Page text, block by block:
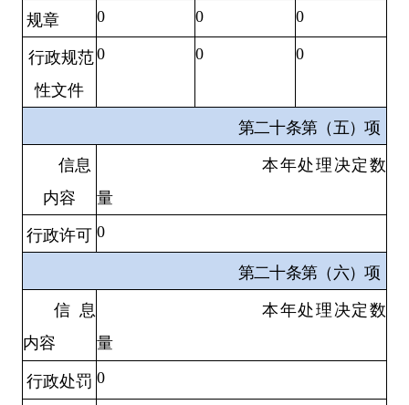
规章 0 0 0
行政规范
性文件
0 0 0
第二十条第（五）项
信息
内容
本年处理决定数
量
行政许可 0
第二十条第（六）项
信息
内容
本年处理决定数
量
行政处罚 0